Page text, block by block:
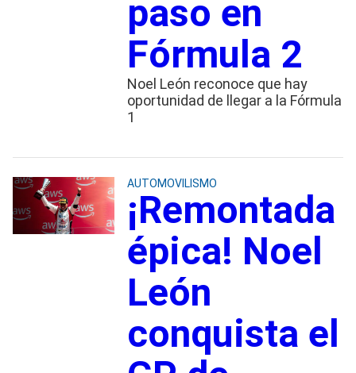
paso en
Fórmula 2
Noel León reconoce que hay
oportunidad de llegar a la Fórmula
1
AUTOMOVILISMO
¡Remontada
épica! Noel
León
conquista el